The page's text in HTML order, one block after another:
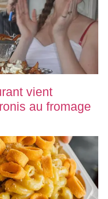
vient
au fromage